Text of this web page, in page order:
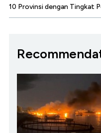
10 Provinsi dengan Tingkat